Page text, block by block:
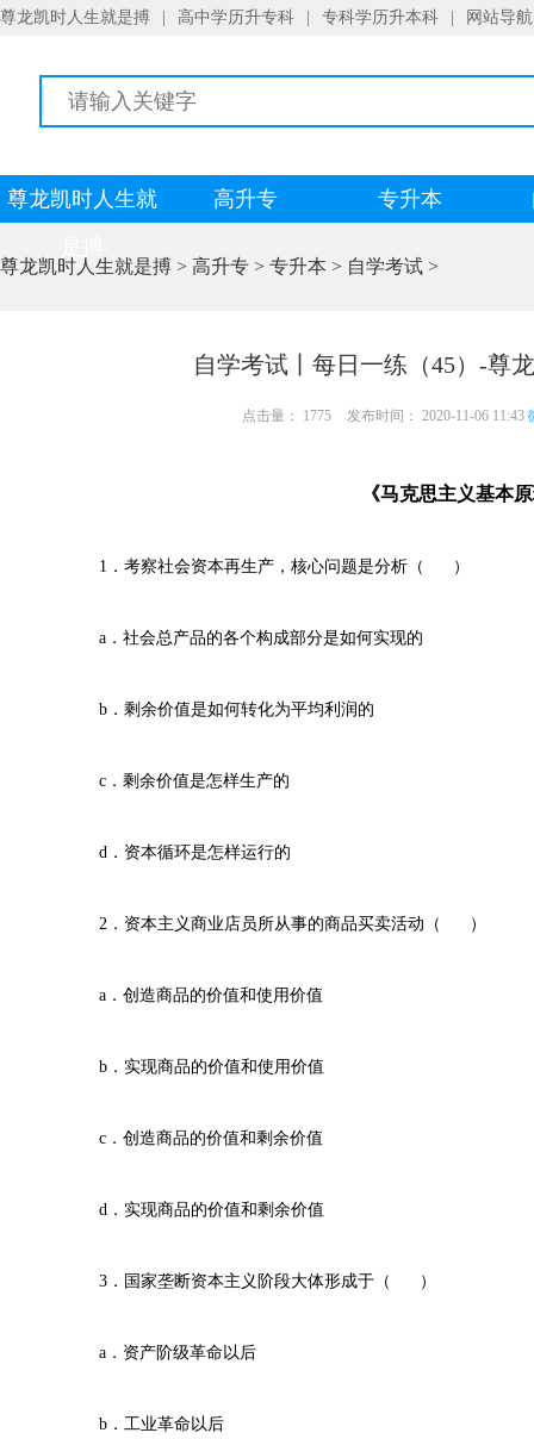
尊龙凯时人生就是搏 高中学历升专科 专科学历升本科 网站导航
尊龙凯时人生就
高升专 专升本
尊龙凯时人生就是搏 > 高升专 > 专升本 > 自学考试 >
自学考试丨每日一练（45）-尊
点击量： 1775 发布时间： 2020-11-06 11:43
《马克思主义基本原
1．考察社会资本再生产，核心问题是分析（ ）
a．社会总产品的各个构成部分是如何实现的
b．剩余价值是如何转化为平均利润的
c．剩余价值是怎样生产的
d．资本循环是怎样运行的
2．资本主义商业店员所从事的商品买卖活动（ ）
a．创造商品的价值和使用价值
b．实现商品的价值和使用价值
c．创造商品的价值和剩余价值
d．实现商品的价值和剩余价值
3．国家垄断资本主义阶段大体形成于（ ）
a．资产阶级革命以后
b．工业革命以后